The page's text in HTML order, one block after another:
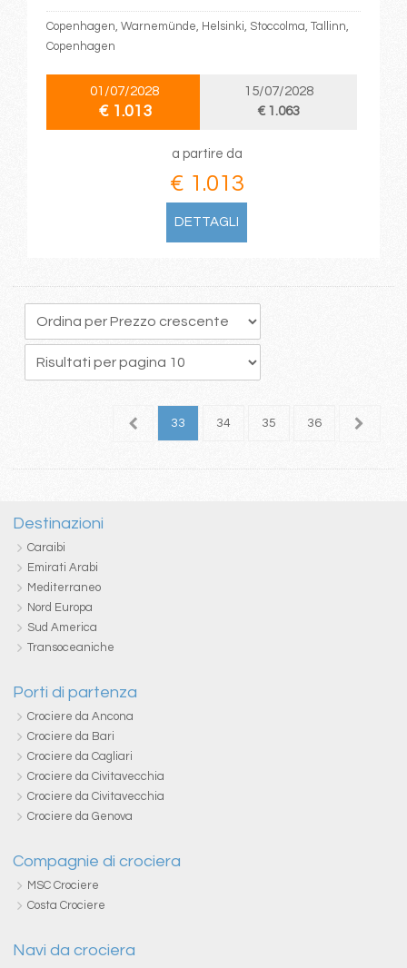
Copenhagen, Warnemünde, Helsinki, Stoccolma, Tallinn,
Copenhagen
01/07/2028
€ 1.013
15/07/2028
€ 1.063
a partire da
€ 1.013
DETTAGLI
32 33 34 35 36 37
Destinazioni
Caraibi
Emirati Arabi
Mediterraneo
Nord Europa
Sud America
Transoceaniche
Porti di partenza
Crociere da Ancona
Crociere da Bari
Crociere da Cagliari
Crociere da Civitavecchia
Crociere da Civitavecchia
Crociere da Genova
Compagnie di crociera
MSC Crociere
Costa Crociere
Navi da crociera